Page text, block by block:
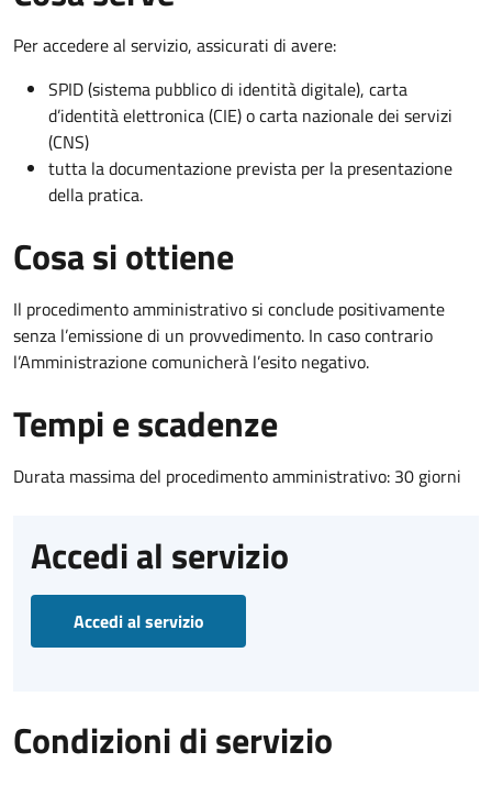
Per accedere al servizio, assicurati di avere:
SPID (sistema pubblico di identità digitale), carta
d’identità elettronica (CIE) o carta nazionale dei servizi
(CNS)
tutta la documentazione prevista per la presentazione
della pratica.
Cosa si ottiene
Il procedimento amministrativo si conclude positivamente
senza l’emissione di un provvedimento. In caso contrario
l’Amministrazione comunicherà l’esito negativo.
Tempi e scadenze
Durata massima del procedimento amministrativo: 30 giorni
Accedi al servizio
Accedi al servizio
Condizioni di servizio